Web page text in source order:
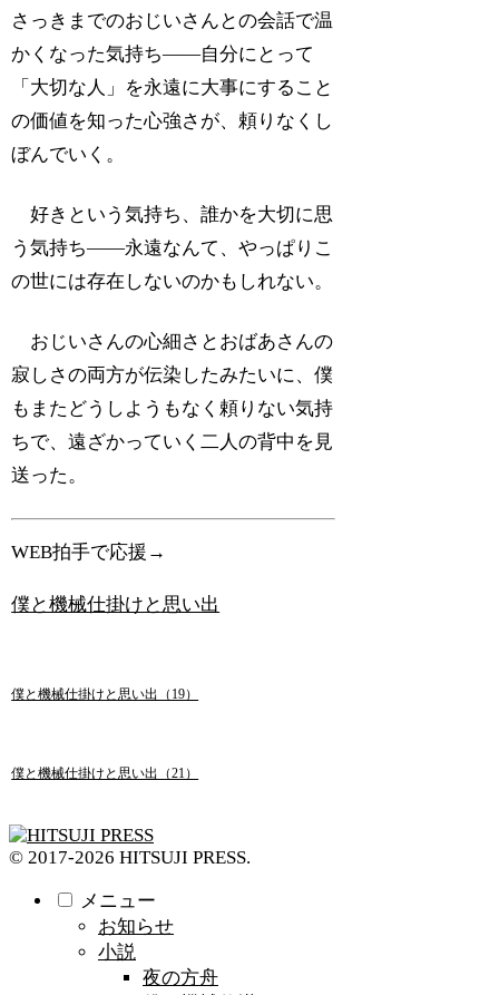
さっきまでのおじいさんとの会話で温
かくなった気持ち――自分にとって
「大切な人」を永遠に大事にすること
の価値を知った心強さが、頼りなくし
ぼんでいく。
好きという気持ち、誰かを大切に思
う気持ち――永遠なんて、やっぱりこ
の世には存在しないのかもしれない。
おじいさんの心細さとおばあさんの
寂しさの両方が伝染したみたいに、僕
もまたどうしようもなく頼りない気持
ちで、遠ざかっていく二人の背中を見
送った。
WEB拍手で応援→
僕と機械仕掛けと思い出
僕と機械仕掛けと思い出（19）
僕と機械仕掛けと思い出（21）
© 2017-2026 HITSUJI PRESS.
メニュー
お知らせ
小説
夜の方舟